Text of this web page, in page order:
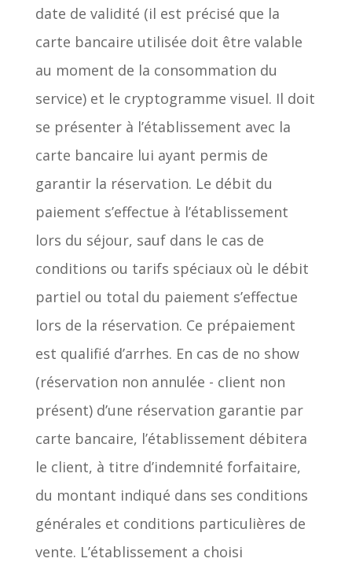
date de validité (il est précisé que la
carte bancaire utilisée doit être valable
au moment de la consommation du
service) et le cryptogramme visuel. Il doit
se présenter à l’établissement avec la
carte bancaire lui ayant permis de
garantir la réservation. Le débit du
paiement s’effectue à l’établissement
lors du séjour, sauf dans le cas de
conditions ou tarifs spéciaux où le débit
partiel ou total du paiement s’effectue
lors de la réservation. Ce prépaiement
est qualifié d’arrhes. En cas de no show
(réservation non annulée - client non
présent) d’une réservation garantie par
carte bancaire, l’établissement débitera
le client, à titre d’indemnité forfaitaire,
du montant indiqué dans ses conditions
générales et conditions particulières de
vente. L’établissement a choisi